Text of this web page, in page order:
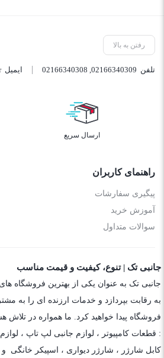
رفتن به بالا
تلفن 02166340309
02166340308 ایمیل
ارسال سریع
راهنمای کاربران
پیگیری سفارشات
آموزش خرید
سوالات متداول
جانبی تک | تنوع، کیفیت و قیمت مناسب
جانبی تک به عنوان یکی از بهترین فروشگاه
به رقابت بپردازد و خدمات ارزنده ای را به
فروشگاه پیدا خواهید کرد. ما همواره در تلاش
: قطعات کامپیوتر ، لوازم جانبی لپ تاپ ،
کابل شارژر ، شارژر دیواری ، اسپیکر خانگی و